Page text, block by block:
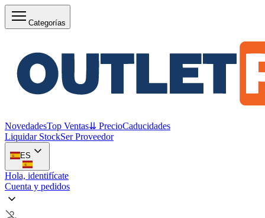
Categorías
NovedadesTop Ventas⇊ PrecioCaducidades
Liquidar StockSer Proveedor
ES
Hola, identifícate
Cuenta y pedidos